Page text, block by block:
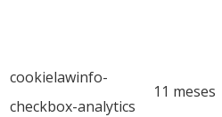
cookielawinfo-
checkbox-analytics
11 meses